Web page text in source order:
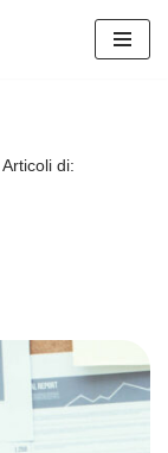
Articoli di: